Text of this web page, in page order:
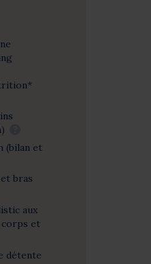
(bilan et
bras
aux
corps et
détente